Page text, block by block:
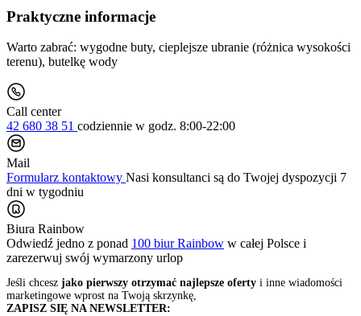
Praktyczne informacje
Warto zabrać: wygodne buty, cieplejsze ubranie (różnica wysokości
terenu), butelkę wody
Call center
42 680 38 51 codziennie w godz. 8:00-22:00
Mail
Formularz kontaktowy Nasi konsultanci są do Twojej dyspozycji 7
dni w tygodniu
Biura Rainbow
Odwiedź jedno z ponad 100 biur Rainbow w całej Polsce i
zarezerwuj swój wymarzony urlop
Jeśli chcesz jako pierwszy otrzymać najlepsze oferty i inne wiadomości
marketingowe wprost na Twoją skrzynkę,
ZAPISZ SIĘ NA NEWSLETTER: